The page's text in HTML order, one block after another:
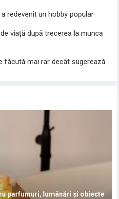
redevenit un hobby popular
viață după trecerea la munca
făcută mai rar decât sugerează
parfumuri, lumânări și obiecte